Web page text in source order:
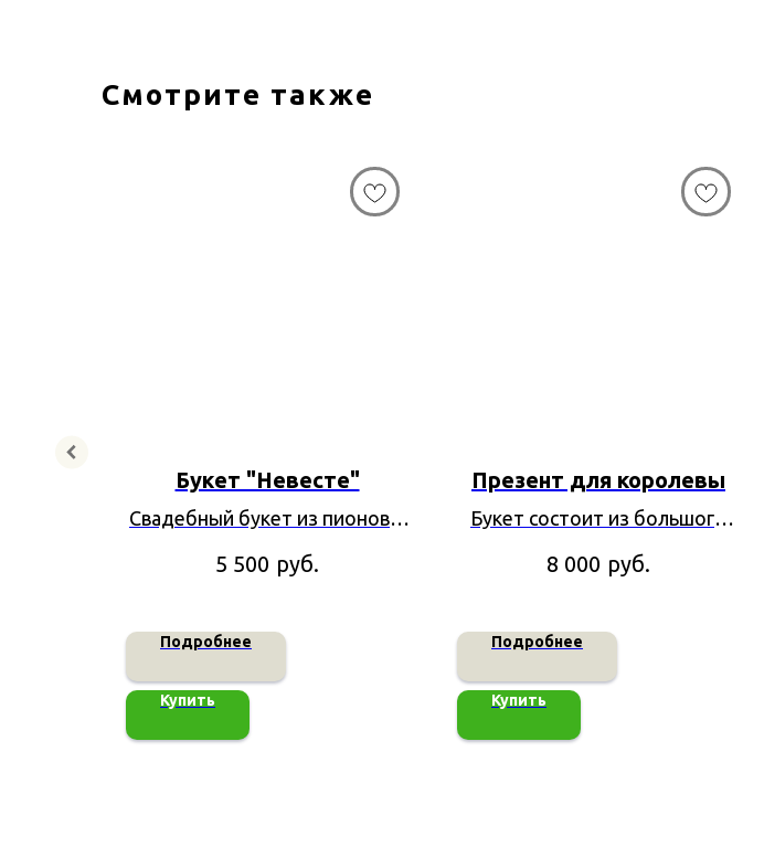
Смотрите также
Букет "Невесте"
Свадебный букет из пионов и
кустовой розы
5 500 руб.
Подробнее
Купить
Презент для королевы
Букет состоит из большого
набора сезонных цветов
цветов.
8 000 руб.
Подробнее
Купить